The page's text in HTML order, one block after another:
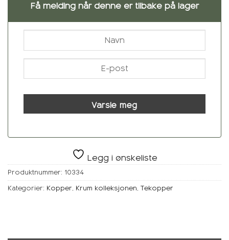
Få melding når denne er tilbake på lager
Varsle meg
Legg i ønskeliste
Produktnummer: 10334
Kategorier: Kopper, Krum kolleksjonen, Tekopper